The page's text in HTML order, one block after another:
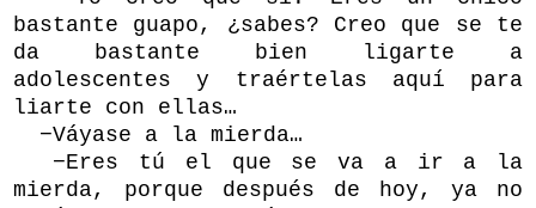
bastante guapo, ¿sabes? Creo que se te
da bastante bien ligarte a
adolescentes y traértelas aquí para
liarte con ellas…
−Váyase a la mierda…
−Eres tú el que se va a ir a la
mierda, porque después de hoy, ya no